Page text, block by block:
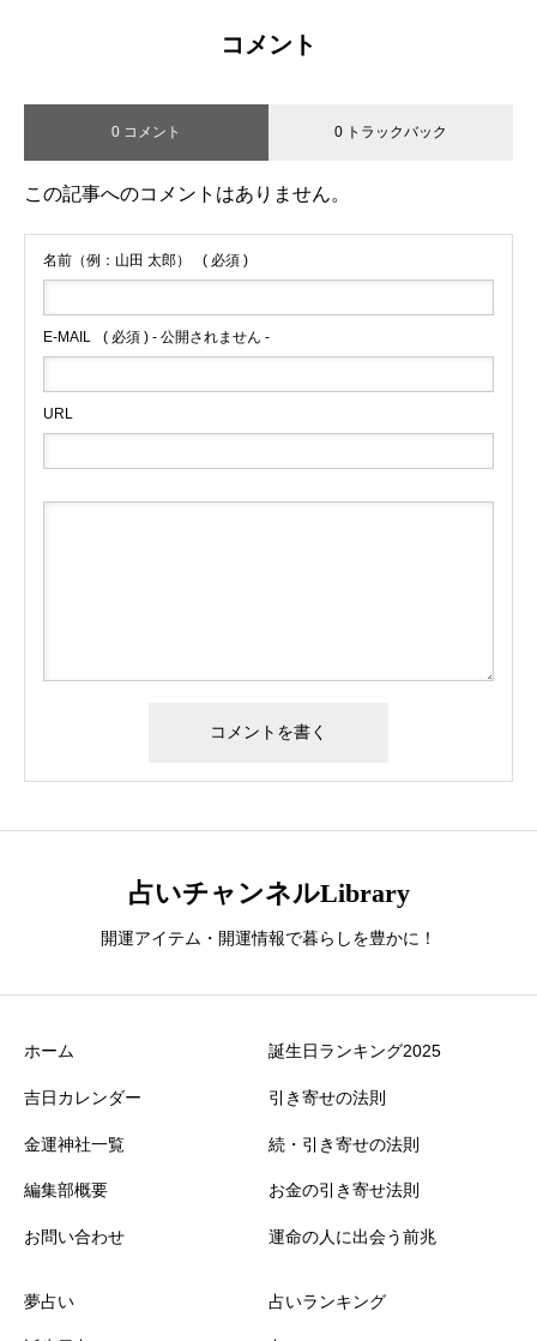
コメント
0 コメント 0 トラックバック
この記事へのコメントはありません。
名前（例：山田 太郎） ( 必須 )
E-MAIL ( 必須 ) - 公開されません -
URL
占いチャンネルLibrary
開運アイテム・開運情報で暮らしを豊かに！
ホーム
吉日カレンダー
金運神社一覧
編集部概要
お問い合わせ
誕生日ランキング2025
引き寄せの法則
続・引き寄せの法則
お金の引き寄せ法則
運命の人に出会う前兆
夢占い 占いランキング